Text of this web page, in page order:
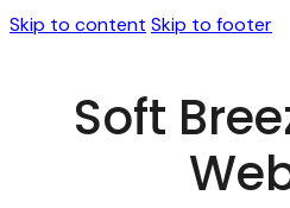
Skip to content Skip to footer
Soft